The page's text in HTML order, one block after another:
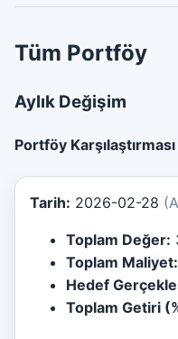
Tüm Portföy
Aylık Değişim
Portföy Karşılaştırması
Tarih: 2026-02-28
Toplam Değer:
Toplam Maliyet:
Hedef
Toplam Getiri